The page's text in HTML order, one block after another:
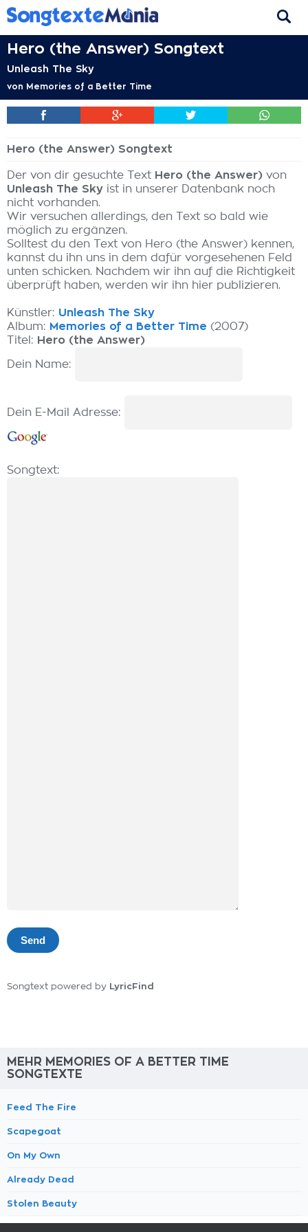
Hero (the Answer) Songtext
Unleash The Sky
von Memories of a Better Time
Hero (the Answer) Songtext
Der von dir gesuchte Text Hero (the Answer) von
Unleash The Sky ist in unserer Datenbank noch
nicht vorhanden.
Wir versuchen allerdings, den Text so bald wie
möglich zu ergänzen.
Solltest du den Text von Hero (the Answer) kennen,
kannst du ihn uns in dem dafür vorgesehenen Feld
unten schicken. Nachdem wir ihn auf die Richtigkeit
überprüft haben, werden wir ihn hier publizieren.
Künstler: Unleash The Sky
Album: Memories of a Better Time (2007)
Titel: Hero (the Answer)
Dein Name:
Dein E-Mail Adresse:
Songtext:
Songtext powered by LyricFind
MEHR MEMORIES OF A BETTER TIME
SONGTEXTE
Feed The Fire
Scapegoat
On My Own
Already Dead
Stolen Beauty